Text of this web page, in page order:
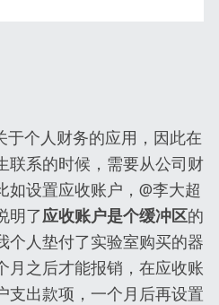
于个人财务的应用，因此在
联系的时候，需要从公司财
如设置应收账户，@李大超
明了应收账户是个缓冲区的
个人垫付了实验室购买的器
月之后才能报销，在应收账
支出款项，一个月后再设置